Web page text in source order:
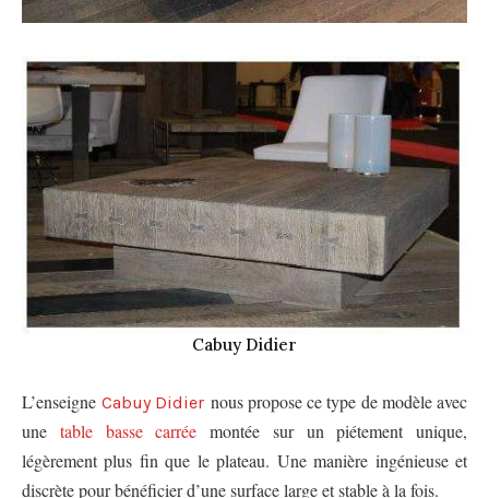
Cabuy Didier
L’enseigneCabuy Didier nous propose ce type de modèle avec
une table basse carrée montée sur un piétement unique,
légèrement plus fin que le plateau. Une manière ingénieuse et
discrète pour bénéficier d’une surface large et stable à la fois.